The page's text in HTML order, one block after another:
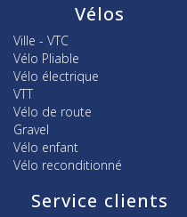
Vélos
Ville - VTC
Vélo Pliable
Vélo électrique
VTT
Vélo de route
Gravel
Vélo enfant
Vélo reconditionné
Service clients